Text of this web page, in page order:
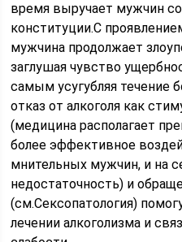
время выручает мужчин
конституции.С
мужчина продолжает
заглушая чувство
самым усугубляя течение
отказ от алкоголя как
(медицина располагает
более эффективное
мнительных мужчин, и на
недостаточность) и
(см.Сексопатология)
лечении алкоголизма и